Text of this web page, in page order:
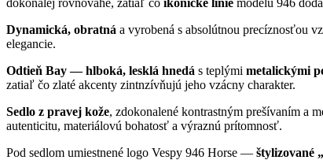
dokonalej rovnováhe, zatiaľ čo ikonické línie modelu 946
Dynamická, obratná a vyrobená s absolútnou precíznosťou
elegancie.
Odtieň Bay — hlboká, lesklá hnedá s teplými metalickými
zatiaľ čo zlaté akcenty zintnzívňujú jeho vzácny charakter.
Sedlo z pravej kože, zdokonalené kontrastným prešívaním a
autenticitu, materiálovú bohatosť a výraznú prítomnosť.
Pod sedlom umiestnené logo Vespy 946 Horse — štylizované